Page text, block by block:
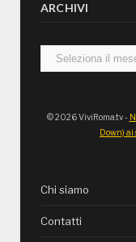
ARCHIVI
Archivi
© 2026 ViviRoma.tv -
Down) ai
Chi siamo
Contatti